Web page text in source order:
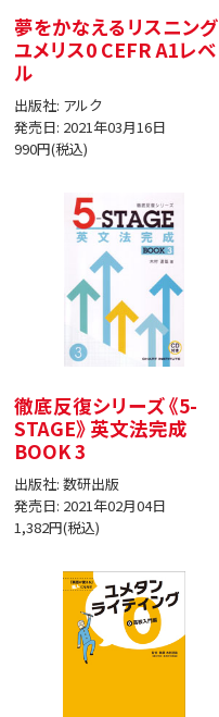
夢をかなえるリスニング
ユメリス0 CEFR A1レベ
ル
出版社: アルク
発売日: 2021年03月16日
990円(税込)
徹底反復シリーズ 《5-
STAGE》 英文法完成
BOOK 3
出版社: 数研出版
発売日: 2021年02月04日
1,382円(税込)